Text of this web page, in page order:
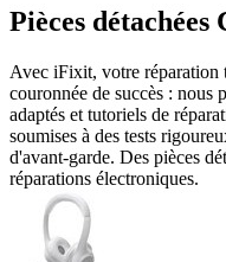
Pièces détachées
Avec iFixit, votre réparation
couronnée de succès : nous
adaptés et tutoriels de
soumises à des tests
d'avant-garde. Des pièces
réparations électroniques.